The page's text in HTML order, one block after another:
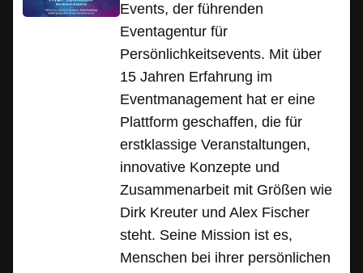
Events, der führenden
Eventagentur für
Persönlichkeitsevents. Mit über
15 Jahren Erfahrung im
Eventmanagement hat er eine
Plattform geschaffen, die für
erstklassige Veranstaltungen,
innovative Konzepte und
Zusammenarbeit mit Größen wie
Dirk Kreuter und Alex Fischer
steht. Seine Mission ist es,
Menschen bei ihrer persönlichen